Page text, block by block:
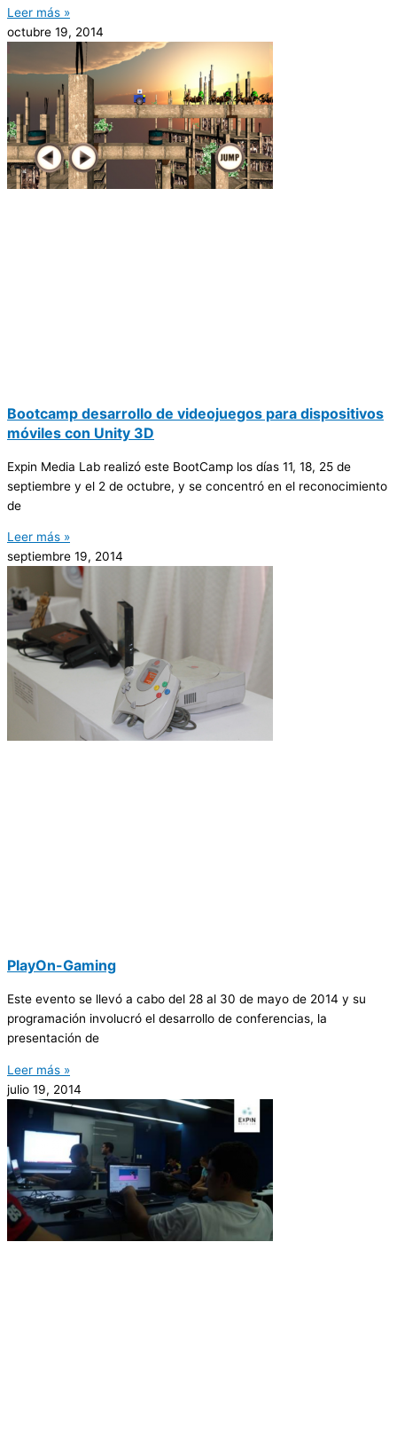
Leer más »
octubre 19, 2014
Bootcamp desarrollo de videojuegos para dispositivos
móviles con Unity 3D
Expin Media Lab realizó este BootCamp los días 11, 18, 25 de
septiembre y el 2 de octubre, y se concentró en el reconocimiento
de
Leer más »
septiembre 19, 2014
PlayOn-Gaming
Este evento se llevó a cabo del 28 al 30 de mayo de 2014 y su
programación involucró el desarrollo de conferencias, la
presentación de
Leer más »
julio 19, 2014